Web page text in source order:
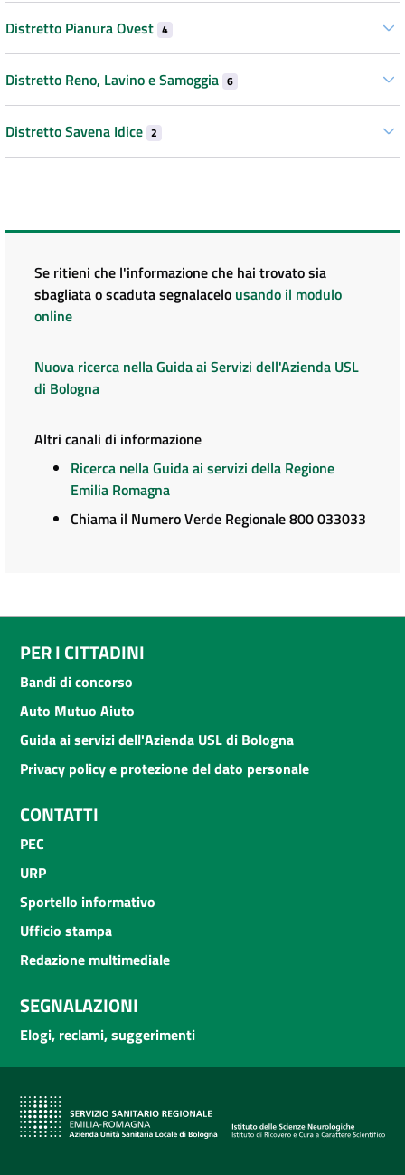
Distretto Pianura Ovest 4
Distretto Reno, Lavino e Samoggia 6
Distretto Savena Idice 2
Se ritieni che l'informazione che hai trovato sia
sbagliata o scaduta segnalacelo usando il modulo
online
Nuova ricerca nella Guida ai Servizi dell'Azienda USL
di Bologna
Altri canali di informazione
Ricerca nella Guida ai servizi della Regione
Emilia Romagna
Chiama il Numero Verde Regionale 800 033033
PER I CITTADINI
Bandi di concorso
Auto Mutuo Aiuto
Guida ai servizi dell'Azienda USL di Bologna
Privacy policy e protezione del dato personale
CONTATTI
PEC
URP
Sportello informativo
Ufficio stampa
Redazione multimediale
SEGNALAZIONI
Elogi, reclami, suggerimenti